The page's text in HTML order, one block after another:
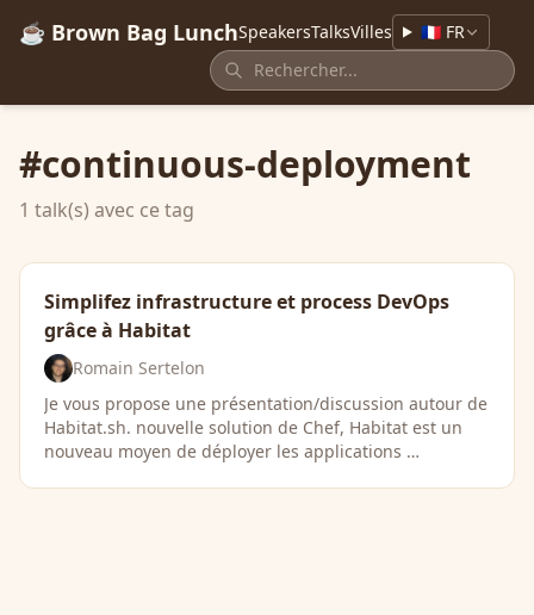
☕ Brown Bag LunchSpeakersTalksVilles 🇫🇷 FR
#continuous-deployment
1 talk(s) avec ce tag
Simplifez infrastructure et process DevOps
grâce à Habitat
Romain Sertelon
Je vous propose une présentation/discussion autour de
Habitat.sh. nouvelle solution de Chef, Habitat est un
nouveau moyen de déployer les applications …